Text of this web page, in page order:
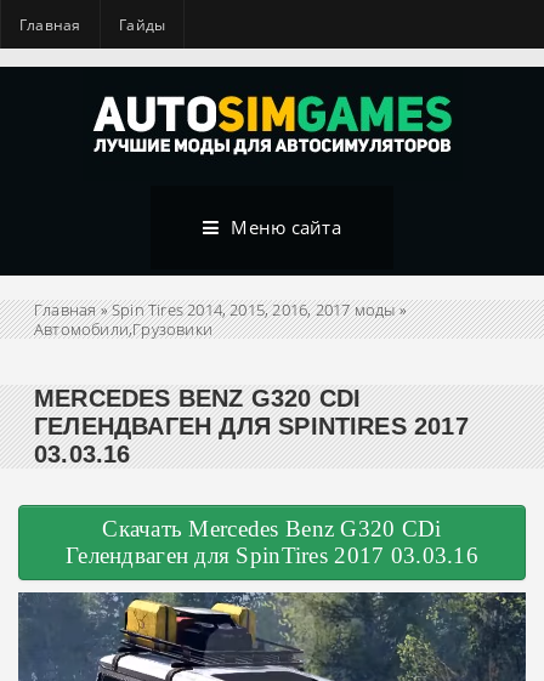
Главная Гайды
Меню сайта
Главная»Spin Tires 2014, 2015, 2016, 2017 моды»
Автомобили,Грузовики
MERCEDES BENZ G320 CDI
ГЕЛЕНДВАГЕН ДЛЯ SPINTIRES 2017
03.03.16
Скачать Mercedes Benz G320 CDi
Гелендваген для SpinTires 2017 03.03.16